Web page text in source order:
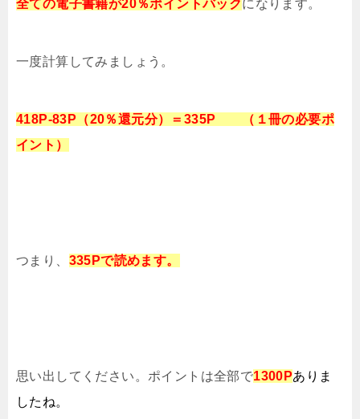
全ての電子書籍が20％ポイントバックになります。
一度計算してみましょう。
418P-83P（20％還元分）＝335P （１冊の必要ポ
イント）
つまり、 335 Pで読めます。
思い出してください。ポイントは全部で1300Pありま
したね。